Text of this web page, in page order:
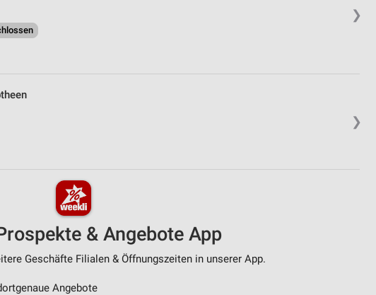
❯
❯
& Angebote App
Geschäfte Filialen & Öffnungszeiten in unserer App.
Angebote